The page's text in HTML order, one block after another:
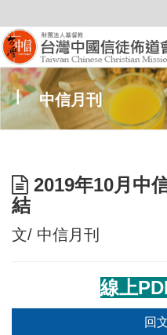
中信月刊
2019年10月中
結
文/ 中信月刊
線上
回